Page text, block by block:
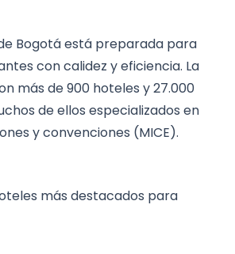
Bogotá está preparada para
con calidez y eficiencia. La
más de 900 hoteles y 27.000
de ellos especializados en
y convenciones (MICE).
más destacados para